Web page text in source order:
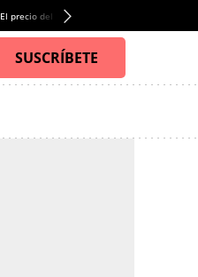
El precio del alquiler de vivienda baja por